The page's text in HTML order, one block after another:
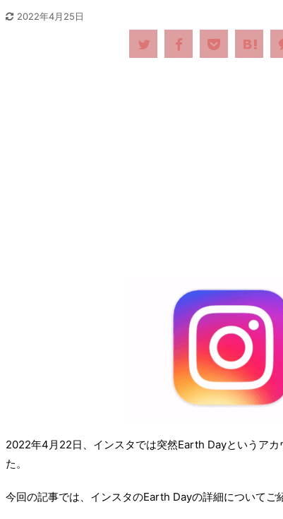
2022年4月25日
2022年4月22日、インスタでは突然Earth Dayというアカ
た。
今回の記事では、インスタのEarth Dayの詳細についてご